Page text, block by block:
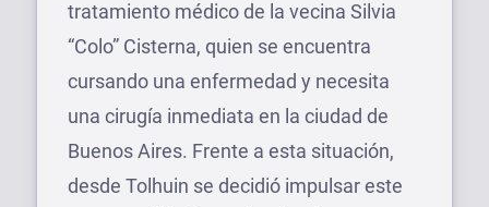
tratamiento médico de la vecina Silvia
“Colo” Cisterna, quien se encuentra
cursando una enfermedad y necesita
una cirugía inmediata en la ciudad de
Buenos Aires. Frente a esta situación,
desde Tolhuin se decidió impulsar este